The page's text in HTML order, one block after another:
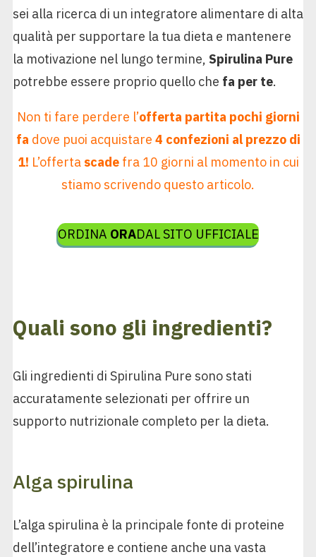
sei alla ricerca di un integratore alimentare di alta
qualità per supportare la tua dieta e mantenere
la motivazione nel lungo termine, Spirulina Pure
potrebbe essere proprio quello che fa per te.
Non ti fare perdere l’offerta partita pochi giorni
fa dove puoi acquistare 4 confezioni al prezzo di
1! L’offertascadefra 10 giorni al momento in cui
stiamo scrivendo questo articolo.
ORDINA ORADAL SITO UFFICIALE
Quali sono gli ingredienti?
Gli ingredienti di Spirulina Pure sono stati
accuratamente selezionati per offrire un
supporto nutrizionale completo per la dieta.
Alga spirulina
L’alga spirulina è la principale fonte di proteine
dell’integratore e contiene anche una vasta